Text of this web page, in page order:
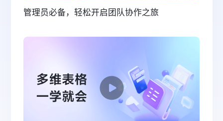
管理员必备，轻松开启团队协作之旅